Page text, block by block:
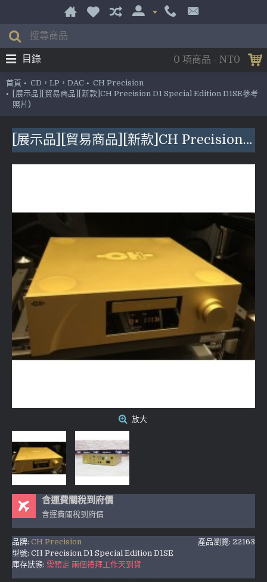
0 項商品 - NT0
目錄
首頁 CD，LP，DAC
CH Precision
[展示品][貿易商品][新款]CH Precision D1 Special Edition D1SE參考
照片)
[展示品][貿易商品][新款]CH Precision D1 Special Edition D1SE參考照片)
放大
含運費關稅到府價
含運費關稅到府價
產品瀏覽: 22163
品牌: CH Precision
型號: CH Precision D1 Special Edition D1SE
庫存狀態: 需預定 兩個禮拜工作天到貨